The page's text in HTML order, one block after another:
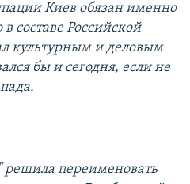
Киев обязан именно
составе Российской
культурным и деловым
бы и сегодня, если не
решила переименовать